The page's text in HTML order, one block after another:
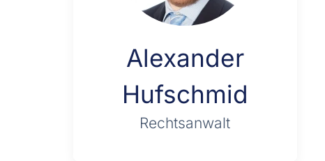
Alexander
Hufschmid
Rechtsanwalt